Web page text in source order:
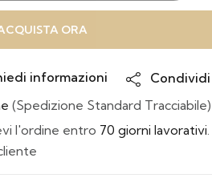
ORA
informazioni
Condividi
(Spedizione Standard Tracciabile)
l'ordine entro 70 giorni lavorativi